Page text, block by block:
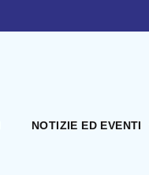
NOTIZIE ED EVENTI